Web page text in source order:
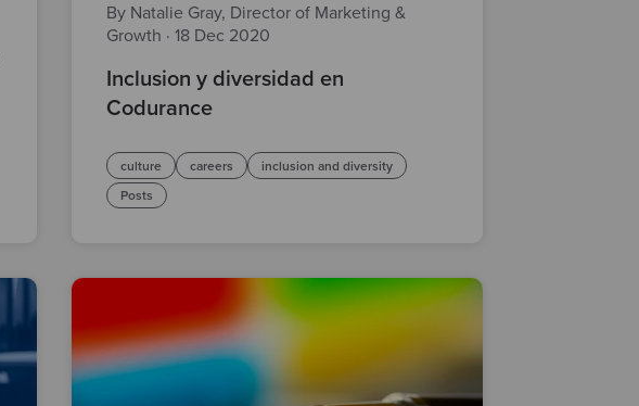
By Natalie Gray, Director of Marketing &
Growth · 18 Dec 2020
Inclusion y diversidad en
Codurance
culture careers
inclusion and diversity
Posts